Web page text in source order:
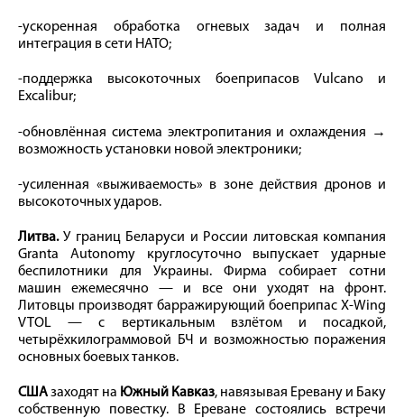
-ускоренная обработка огневых задач и полная
интеграция в сети НАТО;
-поддержка высокоточных боеприпасов Vulcano и
Excalibur;
-обновлённая система электропитания и охлаждения →
возможность установки новой электроники;
-усиленная «выживаемость» в зоне действия дронов и
высокоточных ударов.
Литва.У границ Беларуси и России литовская компания
Granta Autonomy круглосуточно выпускает ударные
беспилотники для Украины. Фирма собирает сотни
машин ежемесячно — и все они уходят на фронт.
Литовцы производят барражирующий боеприпас X-Wing
VTOL — с вертикальным взлётом и посадкой,
четырёхкилограммовой БЧ и возможностью поражения
основных боевых танков.
СШАзаходят на Южный Кавказ, навязывая Еревану и Баку
собственную повестку. В Ереване состоялись встречи